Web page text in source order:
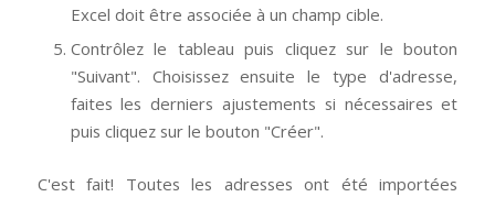
Excel doit être associée à un champ cible.
Contrôlez le tableau puis cliquez sur le bouton
"Suivant". Choisissez ensuite le type d'adresse,
faites les derniers ajustements si nécessaires et
puis cliquez sur le bouton "Créer".
C'est fait! Toutes les adresses ont été importées